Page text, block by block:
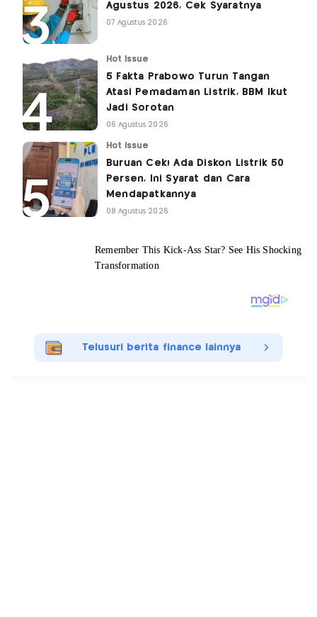
Agustus 2026, Cek Syaratnya
07 Agustus 2026
Hot Issue
5 Fakta Prabowo Turun Tangan
Atasi Pemadaman Listrik, BBM Ikut
Jadi Sorotan
06 Agustus 2026
Hot Issue
Buruan Cek! Ada Diskon Listrik 50
Persen, Ini Syarat dan Cara
Mendapatkannya
08 Agustus 2026
Telusuri berita finance lainnya